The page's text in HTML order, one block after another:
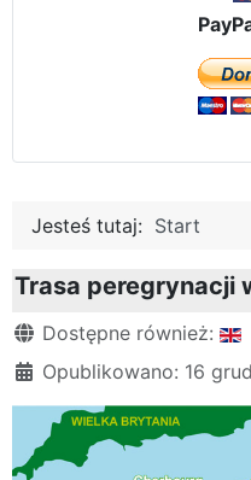
Jesteś tutaj: Start
Trasa peregrynacji
Szczegóły
Dostępne również:
Opublikowano: 16